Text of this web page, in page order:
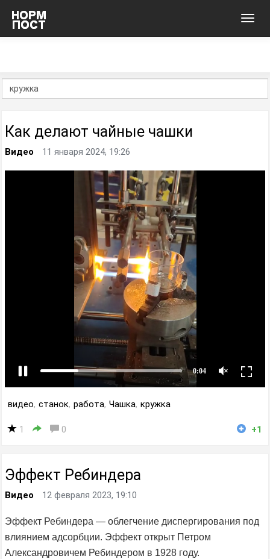
Как делают чайные чашки
Видео 11 января 2024, 19:26
видео, станок, работа, Чашка, кружка
1 0 +1
Эффект Ребиндера
Видео 12 февраля 2023, 19:10
Эффект Ребиндера — облегчение диспергирования под
влиянием адсорбции. Эффект открыт Петром
Александровичем Ребиндером в 1928 году.